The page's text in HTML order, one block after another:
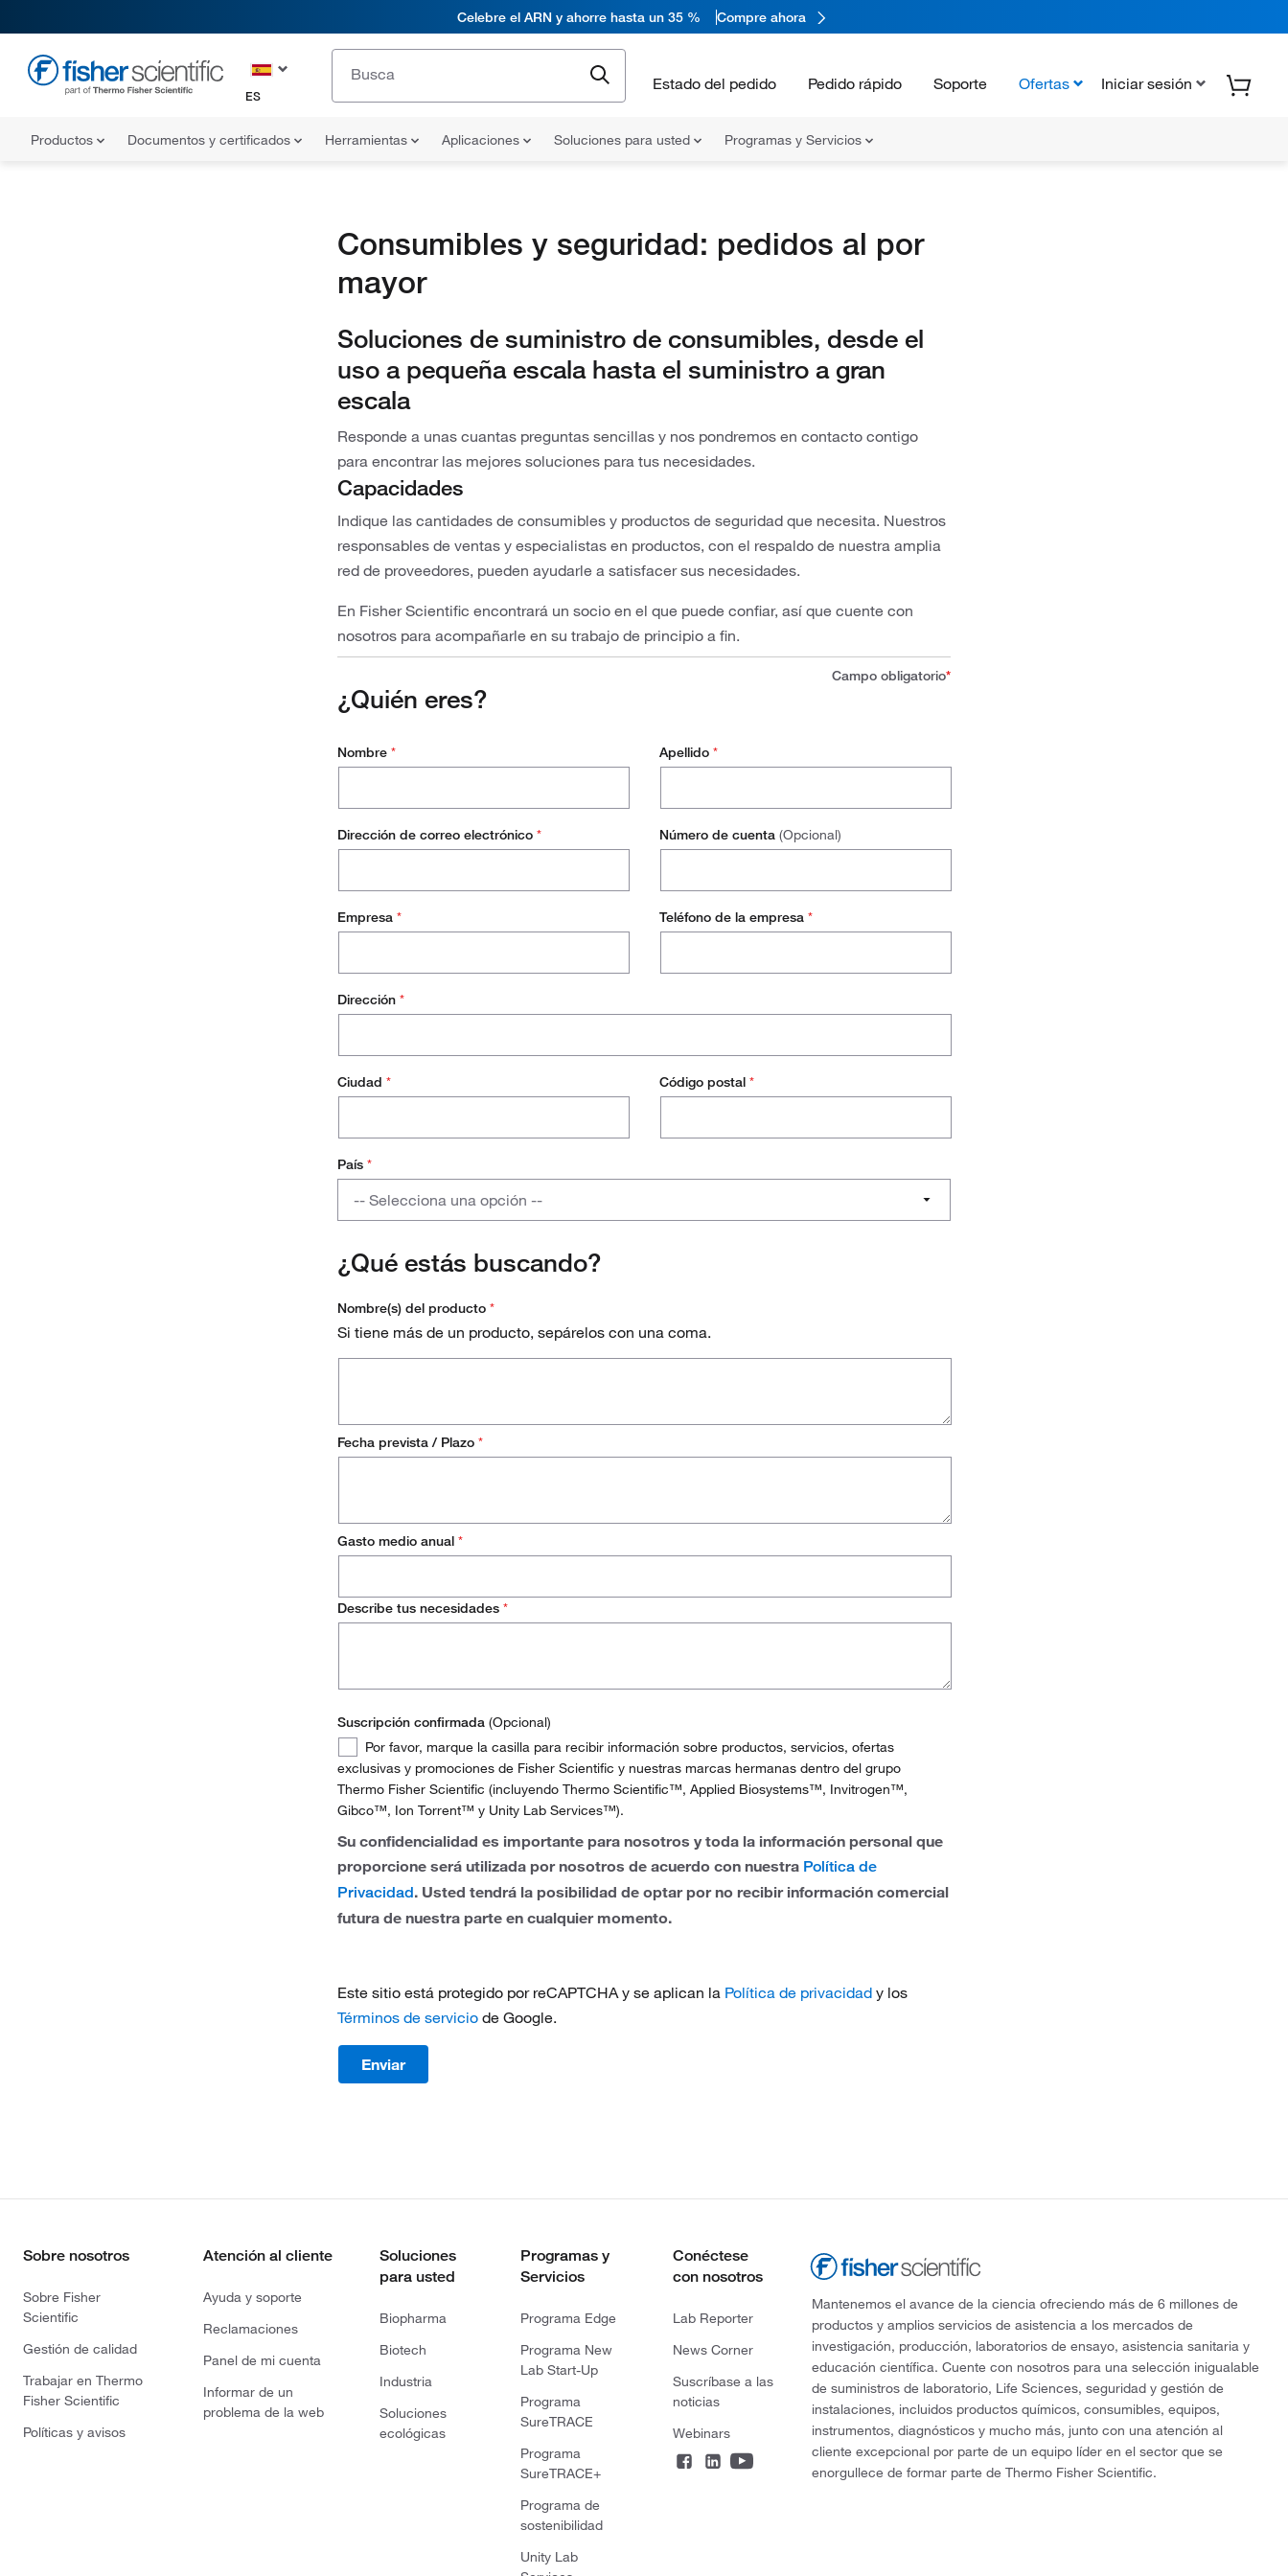
Celebre el ARN y ahorre hasta un 35 % Compre ahora
ES
Estado del pedido Pedido rápido Soporte Ofertas Iniciar sesión
Productos Documentos y certificados Herramientas Aplicaciones Soluciones para usted Programas y Servicios
Consumibles y seguridad: pedidos al por
mayor
Soluciones de suministro de consumibles, desde el
uso a pequeña escala hasta el suministro a gran
escala
Responde a unas cuantas preguntas sencillas y nos pondremos en contacto contigo
para encontrar las mejores soluciones para tus necesidades.
Capacidades
Indique las cantidades de consumibles y productos de seguridad que necesita. Nuestros
responsables de ventas y especialistas en productos, con el respaldo de nuestra amplia
red de proveedores, pueden ayudarle a satisfacer sus necesidades.
En Fisher Scientific encontrará un socio en el que puede confiar, así que cuente con
nosotros para acompañarle en su trabajo de principio a fin.
¿Quién eres?
Campo obligatorio*
Nombre * Apellido *
Dirección de correo electrónico * Número de cuenta (Opcional)
Empresa * Teléfono de la empresa *
Dirección *
Ciudad * Código postal *
País *
-- Selecciona una opción --
Dinamarca
Finlandia
Alemania
Italia
Noruega
España
Suecia
Suiza
Reino Unido
¿Qué estás buscando?
Nombre(s) del producto *
Si tiene más de un producto, sepárelos con una coma.
Fecha prevista / Plazo *
Gasto medio anual *
Describe tus necesidades *
Suscripción confirmada (Opcional)
Suscripción
confirmada
Por favor, marque la casilla para recibir información sobre productos, servicios, ofertas
exclusivas y promociones de Fisher Scientific y nuestras marcas hermanas dentro del grupo
Thermo Fisher Scientific (incluyendo Thermo Scientific™, Applied Biosystems™, Invitrogen™,
Gibco™, Ion Torrent™ y Unity Lab Services™).
Su confidencialidad es importante para nosotros y toda la información personal que
proporcione será utilizada por nosotros de acuerdo con nuestra Política de
Privacidad. Usted tendrá la posibilidad de optar por no recibir información comercial
futura de nuestra parte en cualquier momento.
Este sitio está protegido por reCAPTCHA y se aplican la Política de privacidad y los
Términos de servicio de Google.
Enviar
Sobre nosotros
Sobre Fisher
Scientific
Gestión de calidad
Trabajar en Thermo
Fisher Scientific
Políticas y avisos
Atención al cliente
Ayuda y soporte
Reclamaciones
Panel de mi cuenta
Informar de un
problema de la web
Soluciones
para usted
Biopharma
Biotech
Industria
Soluciones
ecológicas
Programas y
Servicios
Programa Edge
Programa New
Lab Start-Up
Programa
SureTRACE
Programa
SureTRACE+
Programa de
sostenibilidad
Unity Lab
Conéctese
con nosotros
Lab Reporter
News Corner
Suscríbase a las
noticias
Webinars
Mantenemos el avance de la ciencia ofreciendo más de 6 millones de
productos y amplios servicios de asistencia a los mercados de
investigación, producción, laboratorios de ensayo, asistencia sanitaria y
educación científica. Cuente con nosotros para una selección inigualable
de suministros de laboratorio, Life Sciences, seguridad y gestión de
instalaciones, incluidos productos químicos, consumibles, equipos,
instrumentos, diagnósticos y mucho más, junto con una atención al
cliente excepcional por parte de un equipo líder en el sector que se
enorgullece de formar parte de Thermo Fisher Scientific.